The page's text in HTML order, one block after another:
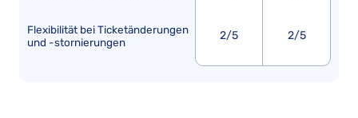
Flexibilität bei Ticketänderungen
und -stornierungen
2/5 2/5